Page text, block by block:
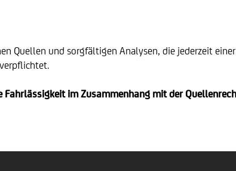
Quellen und sorgfältigen Analysen, die jederzeit
im Zusammenhang mit der